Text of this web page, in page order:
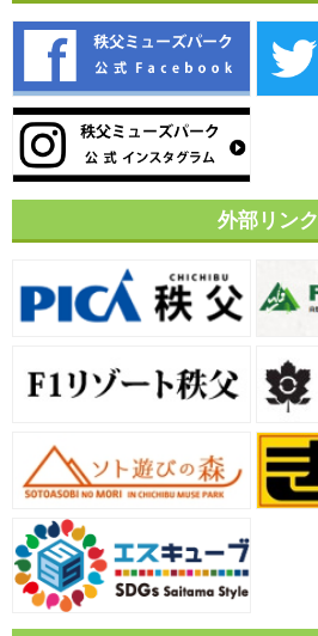
外部リンク